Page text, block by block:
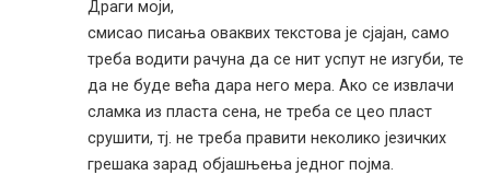
Драги моји,
смисао писања оваквих текстова је сјајан, само
треба водити рачуна да се нит успут не изгуби, те
да не буде већа дара него мера. Ако се извлачи
сламка из пласта сена, не треба се цео пласт
срушити, тј. не треба правити неколико језичких
грешака зарад објашњења једног појма.